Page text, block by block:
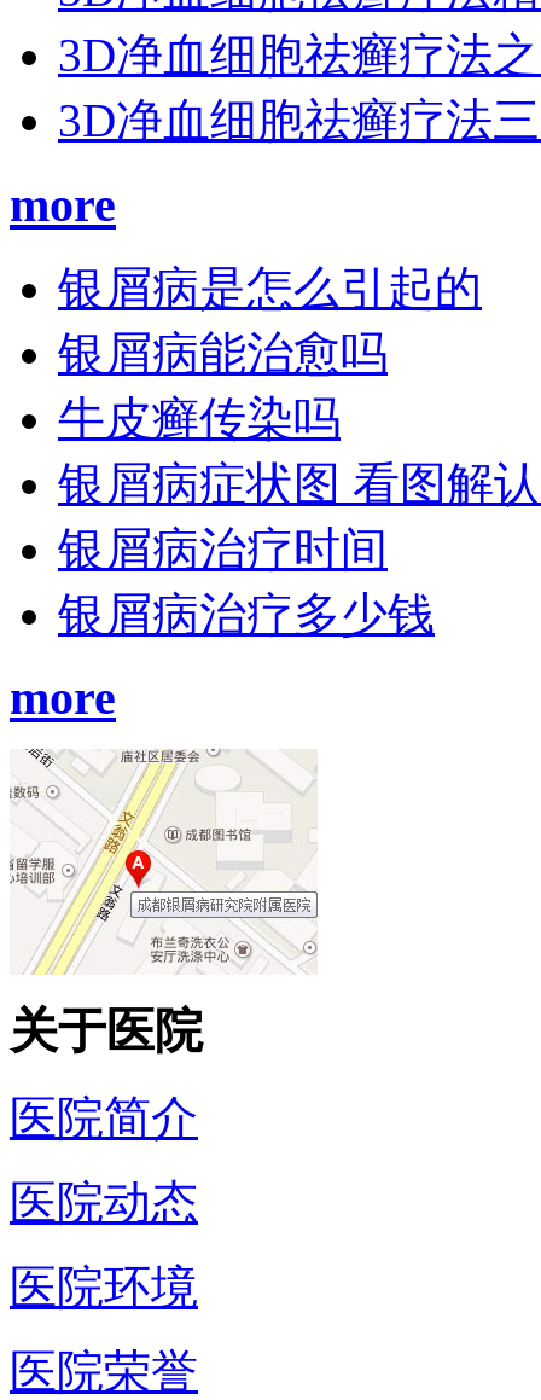
3D净血细胞祛癣疗法
3D净血细胞祛癣疗法
more
银屑病是怎么引起的
银屑病能治愈吗
牛皮癣传染吗
银屑病症状图 看图解
银屑病治疗时间
银屑病治疗多少钱
more
关于医院
医院简介
医院动态
医院环境
医院荣誉